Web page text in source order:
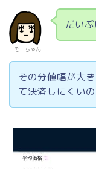
そーちゃん
だいぶ
その分値幅が大
て決済しにくい